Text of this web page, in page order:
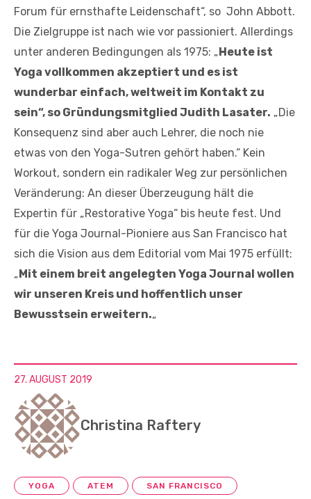
Forum für ernsthafte Leidenschaft“, so John Abbott.
Die Zielgruppe ist nach wie vor passioniert. Allerdings
unter anderen Bedingungen als 1975: „ Heute ist
Yoga vollkommen akzeptiert und es ist
wunderbar einfach, weltweit im Kontakt zu
sein“, so Gründungsmitglied Judith Lasater. „Die
Konsequenz sind aber auch Lehrer, die noch nie
etwas von den Yoga-Sutren gehört haben.“ Kein
Workout, sondern ein radikaler Weg zur persönlichen
Veränderung: An dieser Überzeugung hält die
Expertin für „Restorative Yoga“ bis heute fest. Und
für die Yoga Journal-Pioniere aus San Francisco hat
sich die Vision aus dem Editorial vom Mai 1975 erfüllt:
„ Mit einem breit angelegten Yoga Journal wollen
wir unseren Kreis und hoffentlich unser
Bewusstsein erweitern.„
27. AUGUST 2019
Christina Raftery
YOGA ATEM SAN FRANCISCO